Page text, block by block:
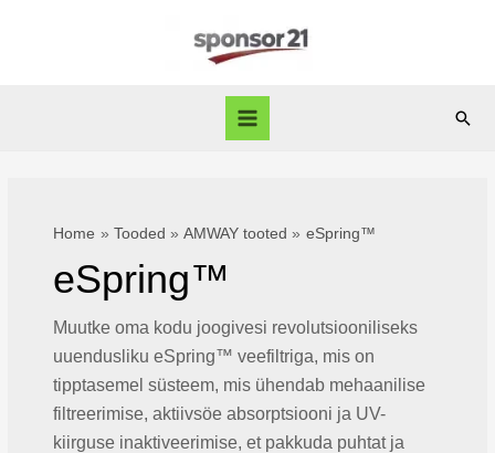
Main
Home Tooded AMWAY tooted eSpring™
eSpring™
Muutke oma kodu joogivesi revolutsiooniliseks
uuendusliku eSpring™ veefiltriga, mis on
tipptasemel süsteem, mis ühendab mehaanilise
filtreerimise, aktiivsöe absorptsiooni ja UV-
kiirguse inaktiveerimise, et pakkuda puhtat ja